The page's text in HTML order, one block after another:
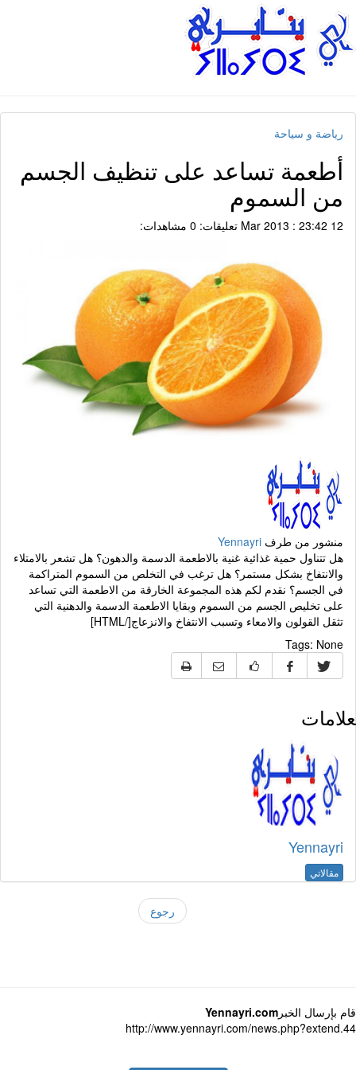
رياضة و سياحة
أطعمة تساعد على تنظيف الجسم
من السموم
12 Mar 2013 : 23:42 تعليقات: 0 مشاهدات:
منشور من طرفYennayri
هل تتناول حمية غذائية غنية بالاطعمة الدسمة والدهون؟ هل تشعر بالامتلاء
والانتفاخ بشكل مستمر؟ هل ترغب في التخلص من السموم المتراكمة
في الجسم؟ نقدم لكم هذه المجموعة الخارقة من الاطعمة التي تساعد
على تخليص الجسم من السموم وبقايا الاطعمة الدسمة والدهنية التي
تثقل القولون والامعاء وتسبب الانتفاخ والانزعاج[/HTML]
Tags:None
Yennayri
مقالاتي
رجوع
بإرسال الخبرYennayri.com
http://www.yennayri.com/